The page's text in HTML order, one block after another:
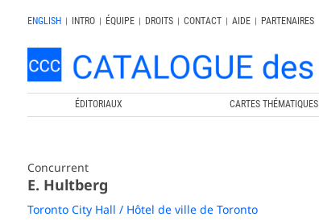
ENGLISH | INTRO | ÉQUIPE | DROITS | CONTACT | AIDE |
PARTENAIRES
ÉDITORIAUX CARTES THÉMATIQUES
Concurrent
E. Hultberg
Toronto City Hall / Hôtel de ville de Toronto